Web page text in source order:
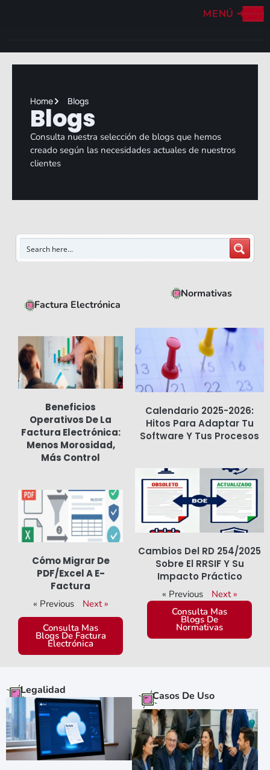
MENÚ ➔
Home Blogs
Blogs
Consulta nuestra selección de blogs que hemos
creado según las necesidades actuales de nuestros
clientes
Factura Electrónica
Beneficios
Operativos De La
Factura Electrónica:
Menos Morosidad,
Más Control
Cómo Migrar De
PDF/Excel A E-
Factura
« Previous
Next »
Consulta Mas
Blogs De Factura
Electrónica
Normativas
Calendario 2025-2026:
Hitos Para Adaptar Tu
Software Y Tus Procesos
Cambios Del RD 254/2025
Sobre El RRSIF Y Su
Impacto Práctico
« Previous
Next »
Consulta Mas
Blogs De
Normativas
Legalidad Casos De Uso